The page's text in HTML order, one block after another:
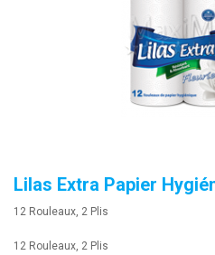
Lilas Extra Papier
12 Rouleaux, 2 Plis
12 Rouleaux, 2 Plis